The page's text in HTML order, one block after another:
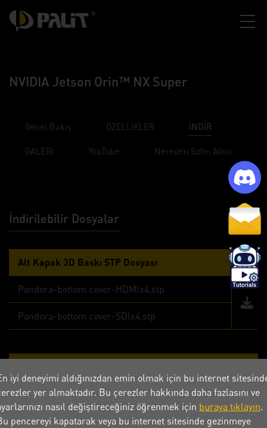
iyi deneyimi aldığınızdan emin olmak için bu internet
yer almaktadır. Bu çerezler hakkında daha fazlasını ve
nasıl değiştireceğiniz öğrenmek için buraya tıklayın.
pencereyi kapatarak veya bu internet sitesinde gezinmeye
NVIDIA Jetson Orin™ NX Super
Genel Bakış ÖZELLİKLER İNDİR
GALERİ YouTube Nereden Satın Alınır
İndirilebilir Dosyalar
Alt Kapak 3D Baskı STP Dosyası
Pandora-bottom cover-HDMIx4.stp
Pandora-bottom cover-SDIx4.stp
Pandora NX 16G
Pandora NX 8G